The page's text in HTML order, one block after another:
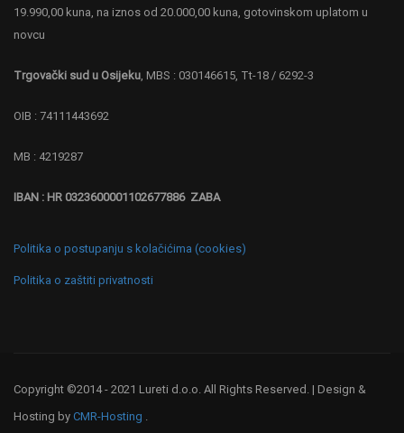
19.990,00 kuna, na iznos od 20.000,00 kuna, gotovinskom uplatom u
novcu
Trgovački sud u Osijeku, MBS : 030146615, Tt-18 / 6292-3
OIB : 74111443692
MB : 4219287
IBAN : HR 0323600001102677886 ZABA
Politika o postupanju s kolačićima (cookies)
Politika o zaštiti privatnosti
Copyright ©2014 - 2021 Lureti d.o.o. All Rights Reserved. | Design &
Hosting by CMR-Hosting .